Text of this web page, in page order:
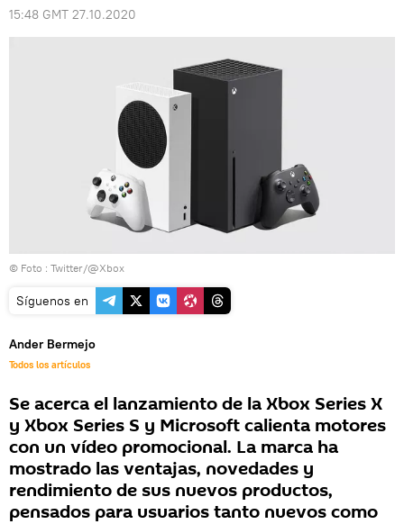
15:48 GMT 27.10.2020
© Foto : Twitter/@Xbox
Síguenos en
Ander Bermejo
Todos los artículos
Se acerca el lanzamiento de la Xbox Series X
y Xbox Series S y Microsoft calienta motores
con un vídeo promocional. La marca ha
mostrado las ventajas, novedades y
rendimiento de sus nuevos productos,
pensados para usuarios tanto nuevos como